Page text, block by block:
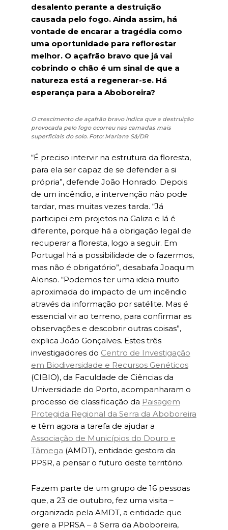
desalento perante a destruição
causada pelo fogo. Ainda assim, há
vontade de encarar a tragédia como
uma oportunidade para reflorestar
melhor. O açafrão bravo que já vai
cobrindo o chão é um sinal de que a
natureza está a regenerar-se. Há
esperança para a Aboboreira?
O crescimento de açafrão bravo indica que a destruição
provocada pelo fogo ocorreu nas camadas mais
superficiais do solo. Foto: Mariana Sá/DR
“É preciso intervir na estrutura da floresta,
para ela ser capaz de se defender a si
própria”, defende João Honrado. Depois
de um incêndio, a intervenção não pode
tardar, mas muitas vezes tarda. “Já
participei em projetos na Galiza e lá é
diferente, porque há a obrigação legal de
recuperar a floresta, logo a seguir. Em
Portugal há a possibilidade de o fazermos,
mas não é obrigatório”, desabafa Joaquim
Alonso. “Podemos ter uma ideia muito
aproximada do impacto de um incêndio
através da informação por satélite. Mas é
essencial vir ao terreno, para confirmar as
observações e descobrir outras coisas”,
explica João Gonçalves. Estes três
investigadores do Centro de Investigação
em Biodiversidade e Recursos Genéticos
(CIBIO), da Faculdade de Ciências da
Universidade do Porto, acompanharam o
processo de classificação da Paisagem
Protegida Regional da Serra da Aboboreira
e têm agora a tarefa de ajudar a
Associação de Municípios do Douro e
Tâmega (AMDT), entidade gestora da
PPSR, a pensar o futuro deste território.
Fazem parte de um grupo de 16 pessoas
que, a 23 de outubro, fez uma visita –
organizada pela AMDT, a entidade que
gere a PPRSA – à Serra da Aboboreira,